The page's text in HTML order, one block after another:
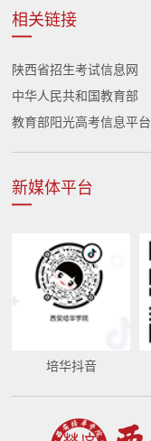
相关链接
陕西省招生考试信息网
中华人民共和国教育部
教育部阳光高考信息平台
新媒体平台
培华抖音